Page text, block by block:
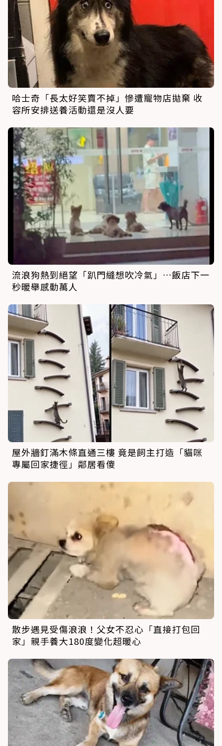
哈士奇「長太好笑賣不掉」慘遭寵物店拋棄 收
容所安排送養活動還是沒人要
流浪狗熱到絕望「趴門縫想吹冷氣」…飯店下一
秒暖舉感動萬人
屋外牆釘滿木條直通三樓 竟是飼主打造「貓咪
專屬回家捷徑」鄰居看傻
散步遇見受傷浪浪！父女不忍心「直接打包回
家」親手養大180度變化超暖心